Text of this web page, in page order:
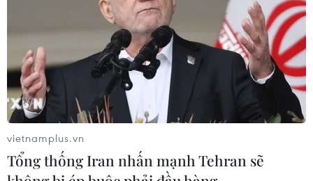
đầu vượt 10 tỷ USD
Boeing 737 MAX 7 được đưa vào khai
thác sau hơn 8 năm chờ đợi
04/08/2026 02:48
vietnamplus.vn
Tổng thống Iran nhấn mạnh Tehran sẽ